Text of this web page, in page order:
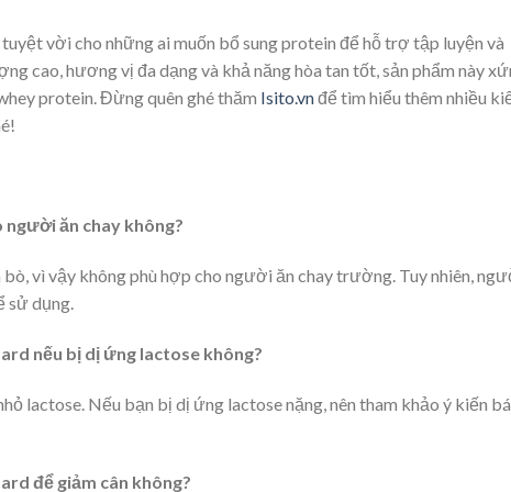
vời cho những ai muốn bổ sung protein để hỗ trợ tập luyện và
cao, hương vị đa dạng và khả năng hòa tan tốt, sản phẩm này
protein. Đừng quên ghé thăm Isito.vnđể tìm hiểu thêm nhiều
ăn chay không?
vì vậy không phù hợp cho người ăn chay trường. Tuy nhiên,
sử dụng.
nếu bị dị ứng lactose không?
lactose. Nếu bạn bị dị ứng lactose nặng, nên tham khảo ý kiến
để giảm cân không?